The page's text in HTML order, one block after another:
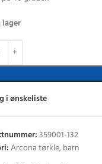
lager
i ønskeliste
359001-132
Arcona tørkle, barn